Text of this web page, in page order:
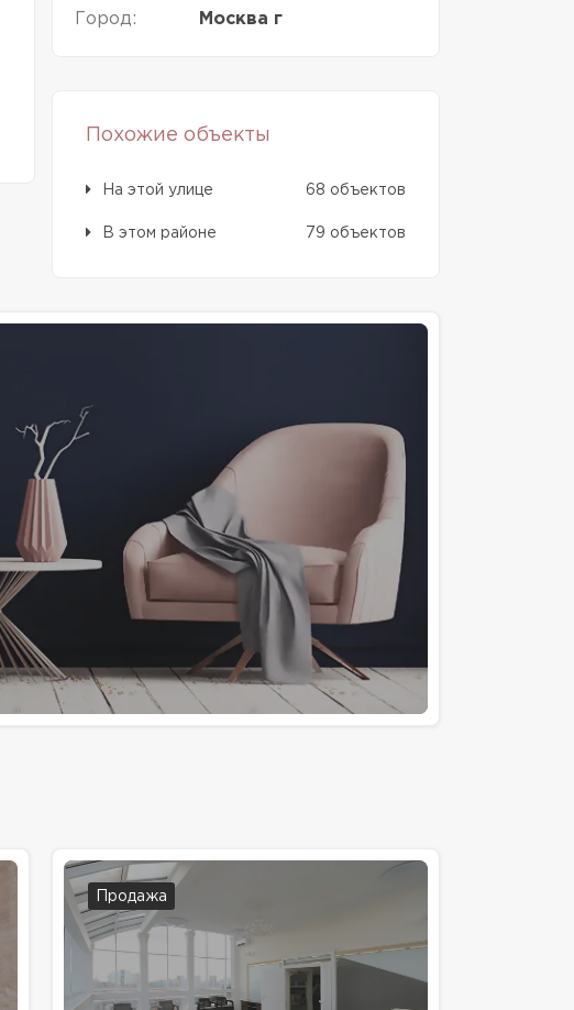
Город: Москва г
Похожие объекты
На этой улице 68 объектов
В этом районе 79 объектов
Продажа